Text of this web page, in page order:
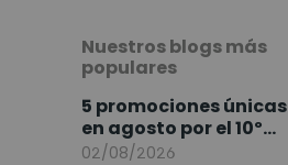
Nuestros blogs más
populares
5 promociones únicas
en agosto por el 10º
Aniversario de
02/08/2026